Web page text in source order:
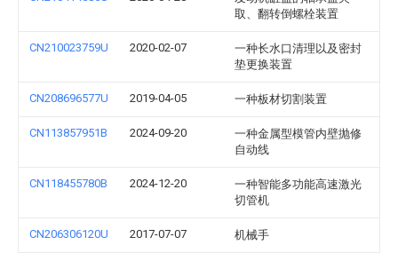
取、翻转倒螺栓装置
CN210023759U 2020-02-07
一种长水口清理以及密封
垫更换装置
CN208696577U 2019-04-05 一种板材切割装置
CN113857951B 2024-09-20
一种金属型模管内壁抛修
自动线
CN118455780B 2024-12-20
一种智能多功能高速激光
切管机
CN206306120U 2017-07-07 机械手